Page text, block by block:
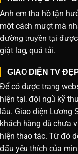
Anh em tha hồ tận
một cách mượt mà
đường truyền tại
giật lag, quá tải.
GIAO DIỆN TV
Để có được trang
hiện tại, đội ngũ kỹ
lâu. Giao diện Lương
khách hàng dù chưa
hiện thao tác. Từ đó
đấu yêu thích của